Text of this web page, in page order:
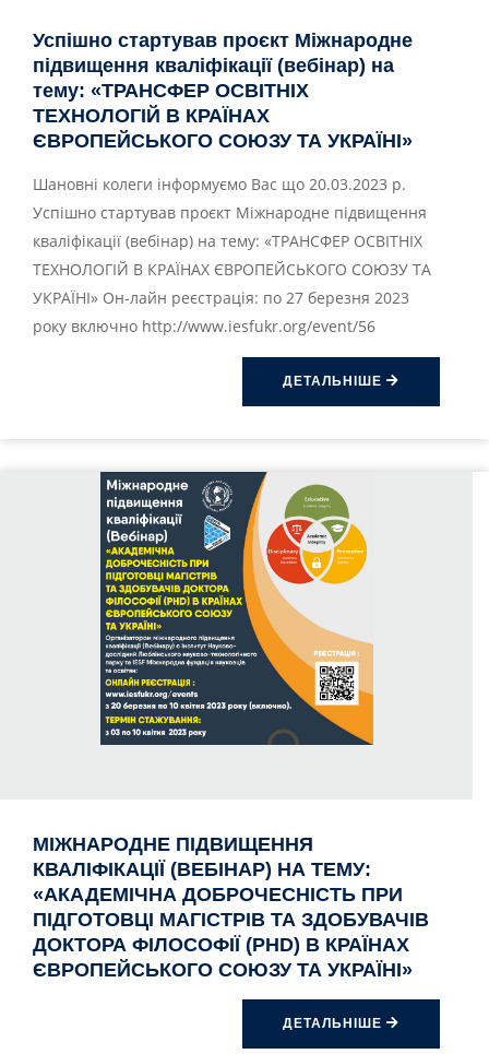
Успішно стартував проєкт Міжнародне
підвищення кваліфікації (вебінар) на
тему: «ТРАНСФЕР ОСВІТНІХ
ТЕХНОЛОГІЙ В КРАЇНАХ
ЄВРОПЕЙСЬКОГО СОЮЗУ ТА УКРАЇНІ»
Шановні колеги інформуємо Вас що 20.03.2023 р.
Успішно стартував проєкт Міжнародне підвищення
кваліфікації (вебінар) на тему: «ТРАНСФЕР ОСВІТНІХ
ТЕХНОЛОГІЙ В КРАЇНАХ ЄВРОПЕЙСЬКОГО СОЮЗУ ТА
УКРАЇНІ» Он-лайн реєстрація: по 27 березня 2023
року включно http://www.iesfukr.org/event/56
ДЕТАЛЬНІШЕ
МІЖНАРОДНЕ ПІДВИЩЕННЯ
КВАЛІФІКАЦІЇ (ВЕБІНАР) НА ТЕМУ:
«АКАДЕМІЧНА ДОБРОЧЕСНІСТЬ ПРИ
ПІДГОТОВЦІ МАГІСТРІВ ТА ЗДОБУВАЧІВ
ДОКТОРА ФІЛОСОФІЇ (PHD) В КРАЇНАХ
ЄВРОПЕЙСЬКОГО СОЮЗУ ТА УКРАЇНІ»
ДЕТАЛЬНІШЕ